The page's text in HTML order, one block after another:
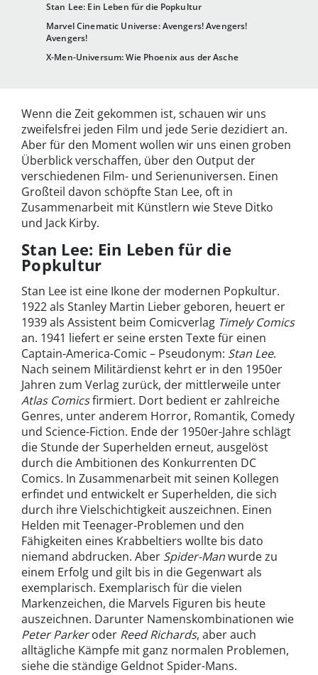
Stan Lee: Ein Leben für die Popkultur
Marvel Cinematic Universe: Avengers! Avengers!
Avengers!
X-Men-Universum: Wie Phoenix aus der Asche
Wenn die Zeit gekommen ist, schauen wir uns
zweifelsfrei jeden Film und jede Serie dezidiert an.
Aber für den Moment wollen wir uns einen groben
Überblick verschaffen, über den Output der
verschiedenen Film- und Serienuniversen. Einen
Großteil davon schöpfte Stan Lee, oft in
Zusammenarbeit mit Künstlern wie Steve Ditko
und Jack Kirby.
Stan Lee: Ein Leben für die
Popkultur
Stan Lee ist eine Ikone der modernen Popkultur.
1922 als Stanley Martin Lieber geboren, heuert er
1939 als Assistent beim Comicverlag Timely Comics
an. 1941 liefert er seine ersten Texte für einen
Captain-America-Comic – Pseudonym: Stan Lee.
Nach seinem Militärdienst kehrt er in den 1950er
Jahren zum Verlag zurück, der mittlerweile unter
Atlas Comicsfirmiert. Dort bedient er zahlreiche
Genres, unter anderem Horror, Romantik, Comedy
und Science-Fiction. Ende der 1950er-Jahre schlägt
die Stunde der Superhelden erneut, ausgelöst
durch die Ambitionen des Konkurrenten DC
Comics. In Zusammenarbeit mit seinen Kollegen
erfindet und entwickelt er Superhelden, die sich
durch ihre Vielschichtigkeit auszeichnen. Einen
Helden mit Teenager-Problemen und den
Fähigkeiten eines Krabbeltiers wollte bis dato
niemand abdrucken. Aber Spider-Manwurde zu
einem Erfolg und gilt bis in die Gegenwart als
exemplarisch. Exemplarisch für die vielen
Markenzeichen, die Marvels Figuren bis heute
auszeichnen. Darunter Namenskombinationen wie
Peter Parkeroder Reed Richards, aber auch
alltägliche Kämpfe mit ganz normalen Problemen,
siehe die ständige Geldnot Spider-Mans.